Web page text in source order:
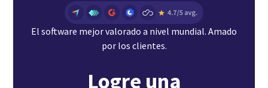
El software mejor valorado a nivel mundial. Amado
por los clientes.
Logre una